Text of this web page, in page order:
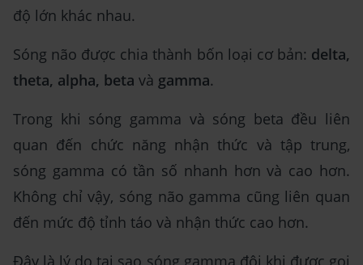
độ lớn khác nhau.
Sóng não được chia thành bốn loại cơ bản: delta,
theta, alpha, beta và gamma.
Trong khi sóng gamma và sóng beta đều liên
quan đến chức năng nhận thức và tập trung,
sóng gamma có tần số nhanh hơn và cao hơn.
Không chỉ vậy, sóng não gamma cũng liên quan
đến mức độ tỉnh táo và nhận thức cao hơn.
Đây là lý do tại sao sóng gamma đôi khi được gọi